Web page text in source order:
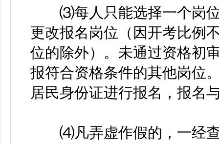
⑶每人只能选择一个岗位
更改报名岗位（因开考比例
位的除外）。未通过资格初
报符合资格条件的其他岗位
居民身份证进行报名，报名
⑷凡弄虚作假的，一经查